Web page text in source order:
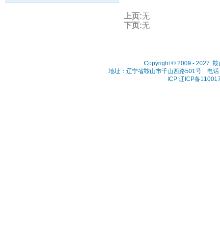
上页:无
下页:无
Copyright © 2009 - 2027
地址：辽宁省鞍山市千山西路501号
ICP:辽ICP备